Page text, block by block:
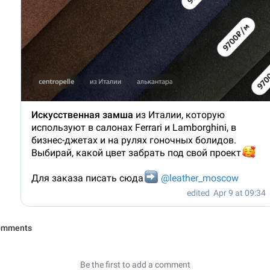
Искусственная замша из Италии, которую
используют в салонах Ferrari и Lamborghini, в
бизнес-джетах и на рулях гоночных болидов.
Выбирай, какой цвет забрать под свой проект
Для заказа писать сюда
➡️@leather_moscow
edited Apr 9 at 09:34
Be the first to add a comment